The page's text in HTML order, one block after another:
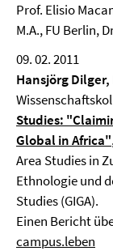
Prof. Elisio
M.A., FU Berlin,
09. 02. 2011
Hansjörg
Studies:
Global in Africa"
Area Studies in
Ethnologie und
Studies (GIGA).
Einen Bericht
campus.leben